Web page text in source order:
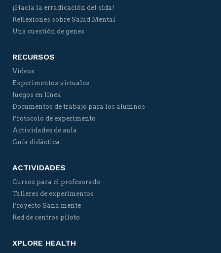
¡Hacia la erradicación del sida!
Reflexiones sobre Salud Mental
Una cuestión de genes
RECURSOS
Vídeos
Experimentos virtuales
Juegos en línea
Documentos de trabajo para los alumnos
Protocolo de experimento
Actividades de aula
Guía didáctica
ACTIVIDADES
Cursos para el profesorado
Talleres de experimentos
Proyecto Sana mente
Red de centros piloto
XPLORE HEALTH